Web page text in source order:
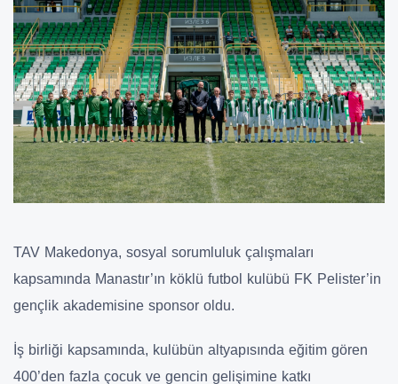
TAV Makedonya, sosyal sorumluluk çalışmaları
kapsamında Manastır’ın köklü futbol kulübü FK Pelister’in
gençlik akademisine sponsor oldu.
İş birliği kapsamında, kulübün altyapısında eğitim gören
400’den fazla çocuk ve gencin gelişimine katkı